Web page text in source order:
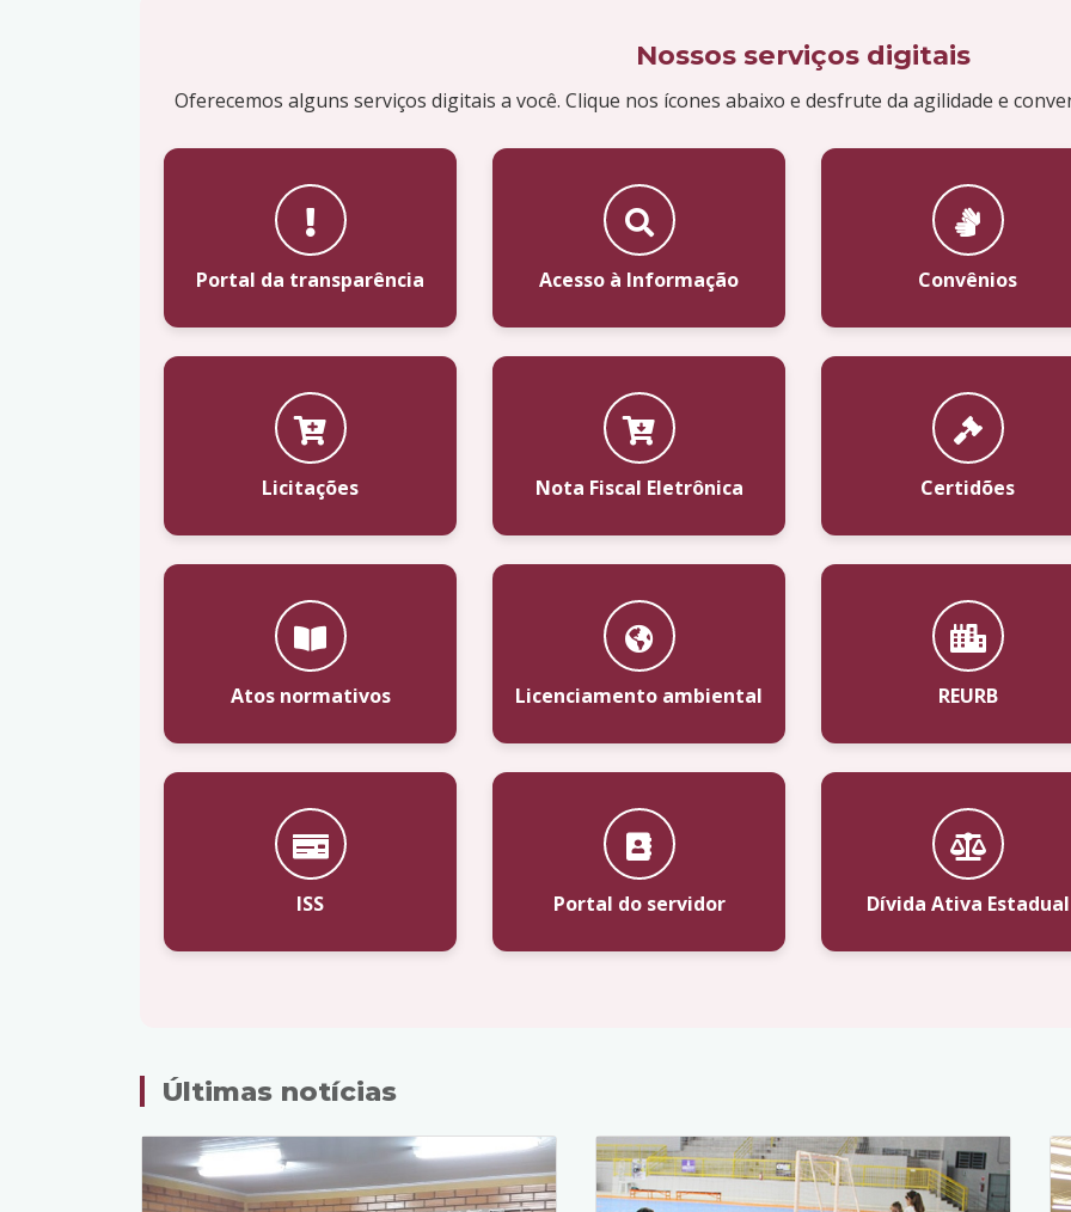
Nossos serviços digitais
Oferecemos alguns serviços digitais a você. Clique nos ícones abaixo e desfrute da agilidade e
Portal da transparência Acesso à Informação Convênios
Licitações Nota Fiscal Eletrônica Certidões
Atos normativos Licenciamento ambiental REURB
ISS Portal do servidor Dívida Ativa Estadual
Últimas notícias